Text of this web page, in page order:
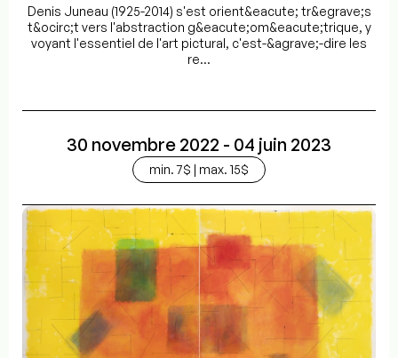
Denis Juneau (1925-2014) s'est orient&eacute; tr&egrave;s
t&ocirc;t vers l'abstraction g&eacute;om&eacute;trique, y
voyant l'essentiel de l'art pictural, c'est-&agrave;-dire les
re...
30 novembre 2022 - 04 juin 2023
min. 7$ | max. 15$